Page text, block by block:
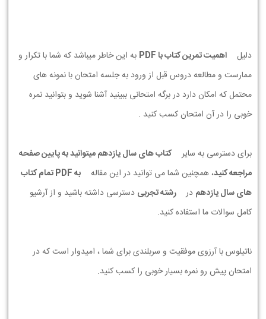
دلیل اهمیت تمرین کتاب با PDF
به این خاطر میباشد که شما با تکرار و
ممارست و مطالعه دروس قبل از ورود به جلسه امتحان با نمونه های
محتمل که امکان دارد در برگه امتحانی ببینید آشنا شوید و بتوانید نمره
خوبی را در آن امتحان کسب کنید .
برای دسترسی به سایر
کتاب های سال یازدهم میتوانید به پایین صفحه
مراجعه کنید، همچنین شما می توانید در این مقاله
به PDF تمام کتاب
های سال یازدهم در رشته تجربی دسترسی داشته باشید و از آرشیو
کامل سوالات ما استفاده کنید.
ناتیلوس با آرزوی موفقیت و سربلندی برای شما ، امیدوار است که در
امتحان پیش رو نمره بسیار خوبی را کسب کنید.